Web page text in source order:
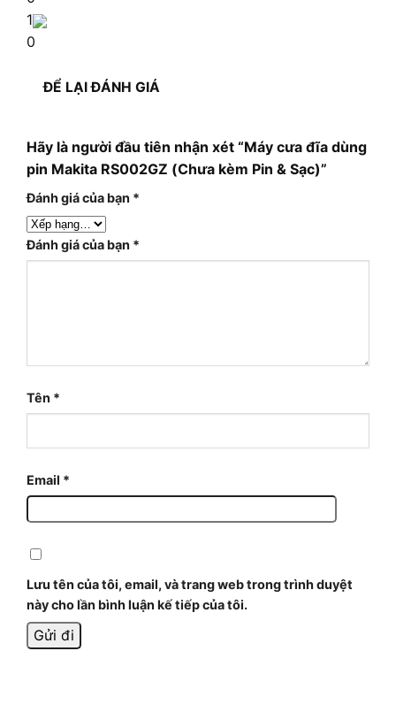
1
0
ĐỂ LẠI ĐÁNH GIÁ
Hãy là người đầu tiên nhận xét “Máy cưa đĩa dùng
pin Makita RS002GZ (Chưa kèm Pin & Sạc)”
Đánh giá của bạn *
Đánh giá của bạn *
Tên *
Email *
Lưu tên của tôi, email, và trang web trong trình duyệt
này cho lần bình luận kế tiếp của tôi.